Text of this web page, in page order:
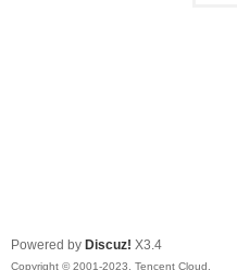
Powered by Discuz! X3.4
Copyright © 2001-2023, Tencent Cloud.